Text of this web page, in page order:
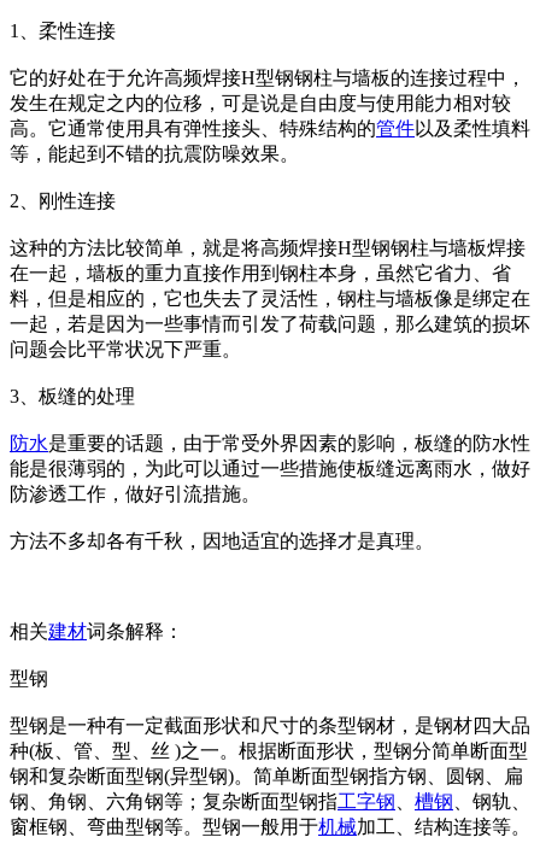
1、柔性连接
它的好处在于允许高频焊接H型钢钢柱与墙板的连接过程中，
发生在规定之内的位移，可是说是自由度与使用能力相对较
高。它通常使用具有弹性接头、特殊结构的管件以及柔性填料
等，能起到不错的抗震防噪效果。
2、刚性连接
这种的方法比较简单，就是将高频焊接H型钢钢柱与墙板焊接
在一起，墙板的重力直接作用到钢柱本身，虽然它省力、省
料，但是相应的，它也失去了灵活性，钢柱与墙板像是绑定在
一起，若是因为一些事情而引发了荷载问题，那么建筑的损坏
问题会比平常状况下严重。
3、板缝的处理
防水是重要的话题，由于常受外界因素的影响，板缝的防水性
能是很薄弱的，为此可以通过一些措施使板缝远离雨水，做好
防渗透工作，做好引流措施。
方法不多却各有千秋，因地适宜的选择才是真理。
相关建材词条解释：
型钢
型钢是一种有一定截面形状和尺寸的条型钢材，是钢材四大品
种(板、管、型、丝 )之一。根据断面形状，型钢分简单断面型
钢和复杂断面型钢(异型钢)。简单断面型钢指方钢、圆钢、扁
钢、角钢、六角钢等；复杂断面型钢指工字钢 槽钢 、钢轨、
窗框钢、弯曲型钢等。型钢一般用于机械加工、结构连接等。